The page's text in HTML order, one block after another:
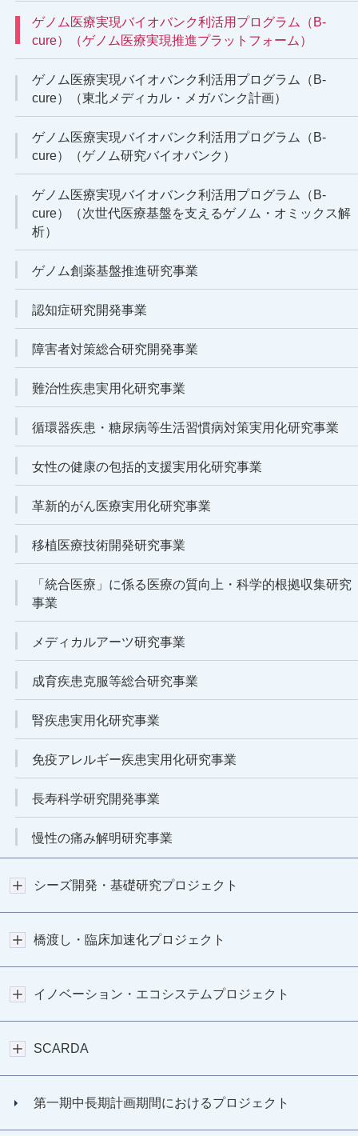
ゲノム医療実現バイオバンク利活用プログラム（B-
cure）（ゲノム医療実現推進プラットフォーム）
ゲノム医療実現バイオバンク利活用プログラム（B-
cure）（東北メディカル・メガバンク計画）
ゲノム医療実現バイオバンク利活用プログラム（B-
cure）（ゲノム研究バイオバンク）
ゲノム医療実現バイオバンク利活用プログラム（B-
cure）（次世代医療基盤を支えるゲノム・オミックス解
析）
ゲノム創薬基盤推進研究事業
認知症研究開発事業
障害者対策総合研究開発事業
難治性疾患実用化研究事業
循環器疾患・糖尿病等生活習慣病対策実用化研究事業
女性の健康の包括的支援実用化研究事業
革新的がん医療実用化研究事業
移植医療技術開発研究事業
「統合医療」に係る医療の質向上・科学的根拠収集研究
事業
メディカルアーツ研究事業
成育疾患克服等総合研究事業
腎疾患実用化研究事業
免疫アレルギー疾患実用化研究事業
長寿科学研究開発事業
慢性の痛み解明研究事業
シーズ開発・基礎研究プロジェクト
橋渡し・臨床加速化プロジェクト
イノベーション・エコシステムプロジェクト
SCARDA
第一期中長期計画期間におけるプロジェクト